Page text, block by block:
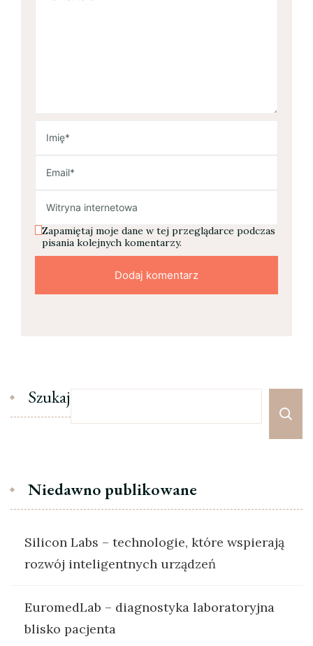
Zapamiętaj moje dane w tej przeglądarce podczas
pisania kolejnych komentarzy.
Szukaj
Niedawno publikowane
Silicon Labs – technologie, które wspierają
rozwój inteligentnych urządzeń
EuromedLab – diagnostyka laboratoryjna
blisko pacjenta